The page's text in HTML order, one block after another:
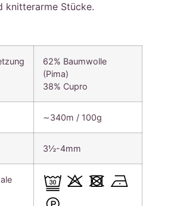
knitterarme Stücke.
62% Baumwolle
(Pima)
38% Cupro
∼340m / 100g
3½-4mm